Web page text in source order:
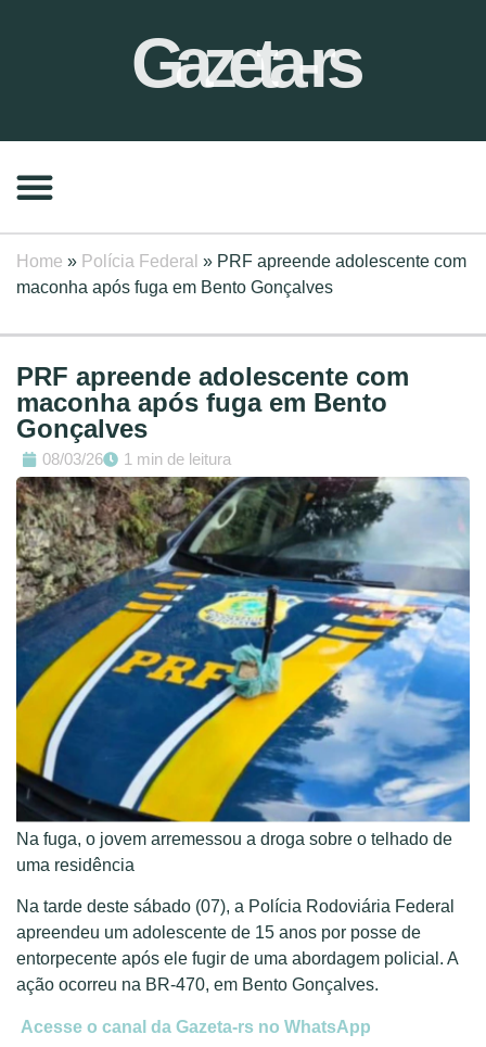
Gazeta-rs
Home » Polícia Federal » PRF apreende adolescente com
maconha após fuga em Bento Gonçalves
PRF apreende adolescente com
maconha após fuga em Bento
Gonçalves
08/03/26 1 min de leitura
Na fuga, o jovem arremessou a droga sobre o telhado de
uma residência
Na tarde deste sábado (07), a Polícia Rodoviária Federal
apreendeu um adolescente de 15 anos por posse de
entorpecente após ele fugir de uma abordagem policial. A
ação ocorreu na BR-470, em Bento Gonçalves.
Acesse o canal da Gazeta-rs no WhatsApp